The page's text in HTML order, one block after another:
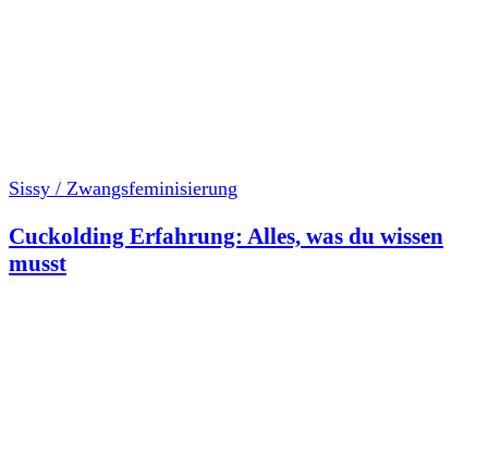
Sissy / Zwangsfeminisierung
Cuckolding Erfahrung: Alles, was du wissen
musst